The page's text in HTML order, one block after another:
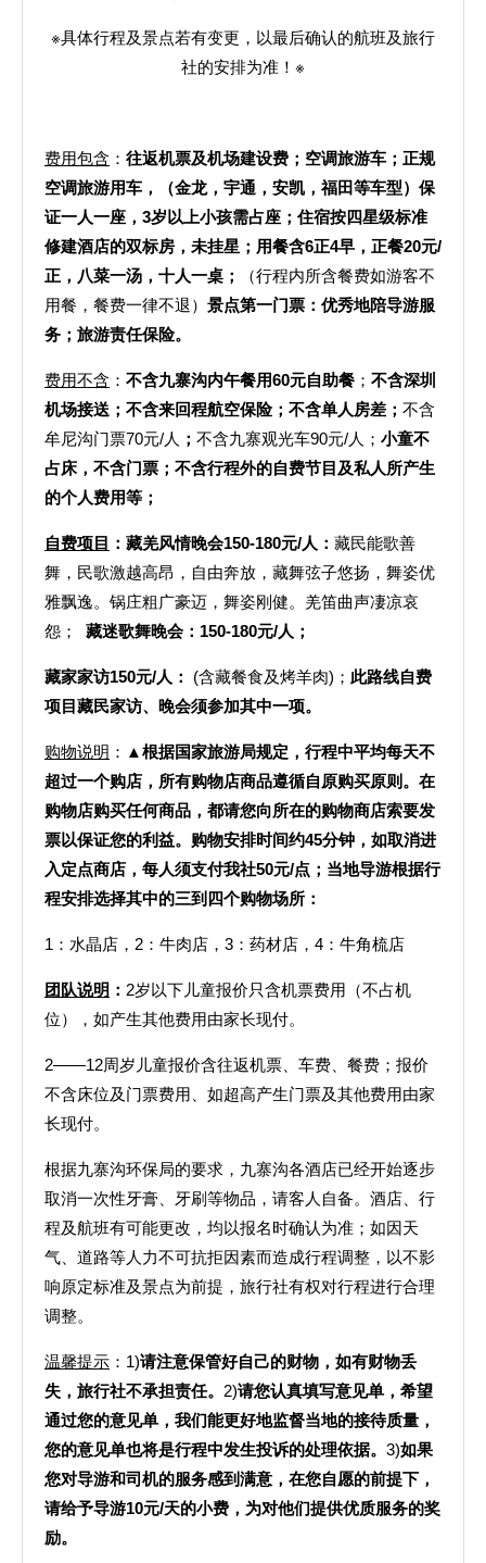
※具体行程及景点若有变更，以最后确认的航班及旅行
社的安排为准！※
费用包含 ： 往返机票及机场建设费； 空调旅游车；正规
空调旅游用车，（金龙，宇通，安凯，福田等车型）保
证一人一座， 3岁以上小孩需占座；住宿按四星级标准
修建酒店的双标房，未挂星；用餐含6正4早，正餐20元/
正，八菜一汤，十人一桌；
（行程内所含餐费如游客不
用餐，餐费一律不退） 景点第一门票：优秀地陪导游服
务；旅游责任保险。
费用不含 ： 不含九寨沟内午餐用60元自助餐 ； 不含深圳
机场接送；不含来回程航空保险；不含单人房差； 不含
牟尼沟门票70元/人 ； 不含九寨观光车90元/人； 小童不
占床，不含门票； 不含行程外的自费节目及私人所产生
的个人费用等；
自费项目 ： 藏羌风情晚会150-180元/人： 藏民能歌善
舞，民歌激越高昂，自由奔放，藏舞弦子悠扬，舞姿优
雅飘逸。锅庄粗广豪迈，舞姿刚健。羌笛曲声凄凉哀
怨； 藏迷歌舞晚会：150-180元/人；
藏家家访150元/人： (含藏餐食及烤羊肉)； 此路线自费
项目藏民家访、晚会须参加其中一项。
购物说明 ： ▲根据国家旅游局规定，行程中平均每天不
超过一个购店，所有购物店商品遵循自原购买原则。 在
购物店购买任何商品，都请您向所在的购物商店索要发
票以保证您的利益。 购物安排时间约45分钟，如取消进
入定点商店，每人须支付我社50元/点；当地导游根据行
程安排选择其中的三到四个购物场所：
1：水晶店，2：牛肉店，3：药材店，4：牛角梳店
团队说明 ： 2岁以下儿童报价只含机票费用（不占机
位），如产生其他费用由家长现付。
2——12周岁儿童报价含往返机票、车费、餐费；报价
不含床位及门票费用、如超高产生门票及其他费用由家
长现付。
根据九寨沟环保局的要求，九寨沟各酒店已经开始逐步
取消一次性牙膏、牙刷等物品，请客人自备。酒店、行
程及航班有可能更改，均以报名时确认为准；如因天
气、道路等人力不可抗拒因素而造成行程调整，以不影
响原定标准及景点为前提，旅行社有权对行程进行合理
调整。
温馨提示 ：1)请注意保管好自己的财物，如有财物丢
失，旅行社不承担责任。 2)请您认真填写意见单，希望
通过您的意见单，我们能更好地监督当地的接待质量，
您的意见单也将是行程中发生投诉的处理依据。 3)如果
您对导游和司机的服务感到满意，在您自愿的前提下，
请给予导游10元/天的小费，为对他们提供优质服务的奖
励。